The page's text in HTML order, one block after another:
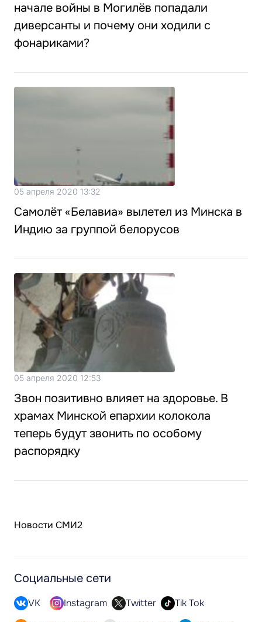
начале войны в Могилёв попадали
диверсанты и почему они ходили с
фонариками?
05 апреля 2020 13:32
Самолёт «Белавиа» вылетел из Минска в
Индию за группой белорусов
05 апреля 2020 12:53
Звон позитивно влияет на здоровье. В
храмах Минской епархии колокола
теперь будут звонить по особому
распорядку
Новости СМИ2
Социальные сети
VK Instagram Twitter
Tik Tok